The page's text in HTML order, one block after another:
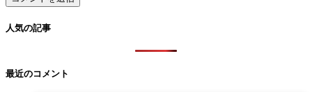
人気の記事
最近のコメント